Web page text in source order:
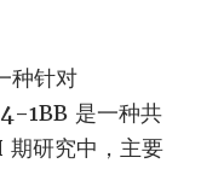
种针对
1BB 是一种共
期研究中，主要